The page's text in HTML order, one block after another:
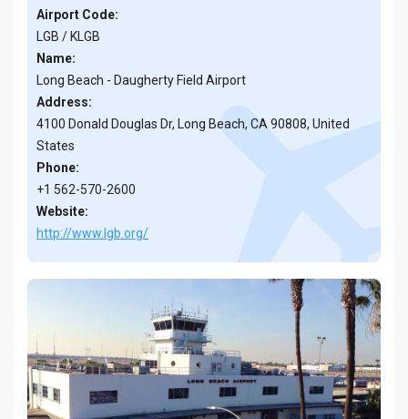
Airport Code:
LGB / KLGB
Name:
Long Beach - Daugherty Field Airport
Address:
4100 Donald Douglas Dr, Long Beach, CA 90808, United
States
Phone:
+1 562-570-2600
Website:
http://www.lgb.org/